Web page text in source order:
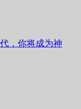
，你将成为神